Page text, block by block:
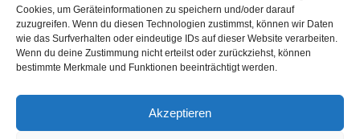
Cookies, um Geräteinformationen zu speichern und/oder darauf
zuzugreifen. Wenn du diesen Technologien zustimmst, können wir Daten
wie das Surfverhalten oder eindeutige IDs auf dieser Website verarbeiten.
Wenn du deine Zustimmung nicht erteilst oder zurückziehst, können
bestimmte Merkmale und Funktionen beeinträchtigt werden.
Akzeptieren
Datenschutzerklärung
Nutzungsbedingungen | Haftungsausschluss
AGB